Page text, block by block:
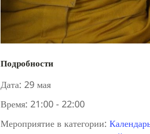
Подробности
Дата: 29 мая
Время: 21:00 - 22:00
Мероприятие в категории: